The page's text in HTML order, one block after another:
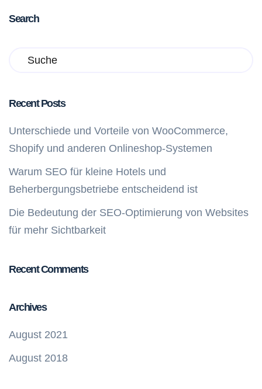
Search
Recent Posts
Unterschiede und Vorteile von WooCommerce,
Shopify und anderen Onlineshop-Systemen
Warum SEO für kleine Hotels und
Beherbergungsbetriebe entscheidend ist
Die Bedeutung der SEO-Optimierung von Websites
für mehr Sichtbarkeit
Recent Comments
Archives
August 2021
August 2018